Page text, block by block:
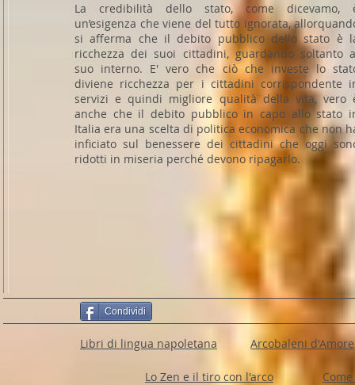
Condividi
La credibilità dello stato, come dicevamo,
un’esigenza che viene del tutto ignorata,
si afferma che il debito pubblico dello stato è
ricchezza dei suoi cittadini, guardando soltanto
suo interno. E' vero che ciò che investe lo
diviene ricchezza per i cittadini corrispondente
servizi e quindi migliore qualità della vita, vero
anche che il debito pubblico in capo allo stato
Italia era una scelta di politica economica che non
inficiato sul benessere dei cittadini che oggi
ridotti in miseria perché devono ripagarlo.
Libri di lingua napoletana Arcobaleni d'Amore
Lo Zen e il tiro con l'arco